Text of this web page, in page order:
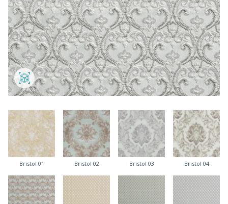
Bristol 01 Bristol 02 Bristol 03 Bristol 04